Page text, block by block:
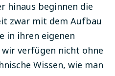
hinaus beginnen die
zwar mit dem Aufbau
in ihren eigenen
verfügen nicht ohne
Wissen, wie man